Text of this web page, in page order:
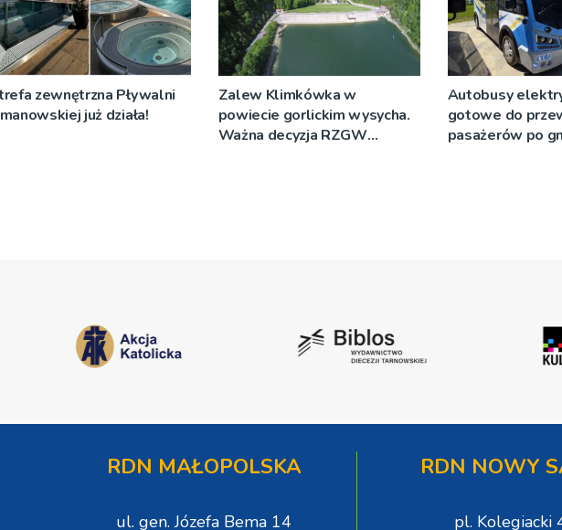
zewnętrzna Pływalni
już działa!
Zalew Klimkówka w
powiecie gorlickim wysycha.
Ważna decyzja RZGW
Autobusy
gotowe do
pasażerów po
RDN MAŁOPOLSKA
ul. gen. Józefa Bema 14
RDN NOWY
pl. Kolegiacki